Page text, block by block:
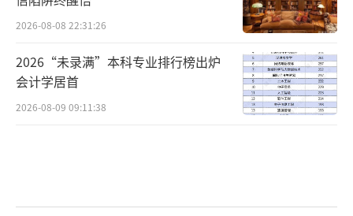
2026-08-08 22:31:26
2026“未录满”本科专业排行榜出炉
会计学居首
2026-08-09 09:11:38